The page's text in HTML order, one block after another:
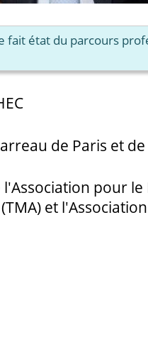
fait état du parcours
de Paris et
pour
et